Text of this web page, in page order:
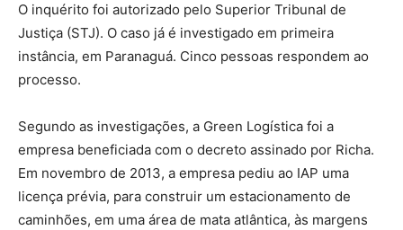
O inquérito foi autorizado pelo Superior Tribunal de
Justiça (STJ). O caso já é investigado em primeira
instância, em Paranaguá. Cinco pessoas respondem ao
processo.
Segundo as investigações, a Green Logística foi a
empresa beneficiada com o decreto assinado por Richa.
Em novembro de 2013, a empresa pediu ao IAP uma
licença prévia, para construir um estacionamento de
caminhões, em uma área de mata atlântica, às margens